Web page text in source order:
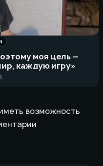
моя цель —
каждую игру»
возможность